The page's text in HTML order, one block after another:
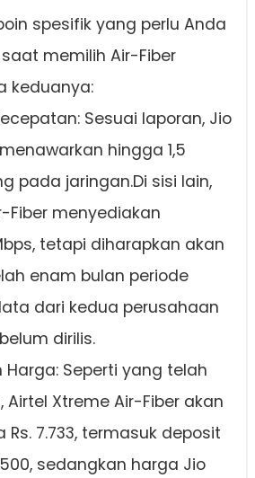
spesifik yang perlu Anda
memilih Air-Fiber
keduanya:
Sesuai laporan, Jio
hingga 1,5
pada jaringan.Di sisi lain,
Fiber menyediakan
tetapi diharapkan akan
enam bulan periode
dari kedua perusahaan
dirilis.
Harga: Seperti yang telah
Xtreme Air-Fiber akan
7.733, termasuk deposit
sedangkan harga Jio